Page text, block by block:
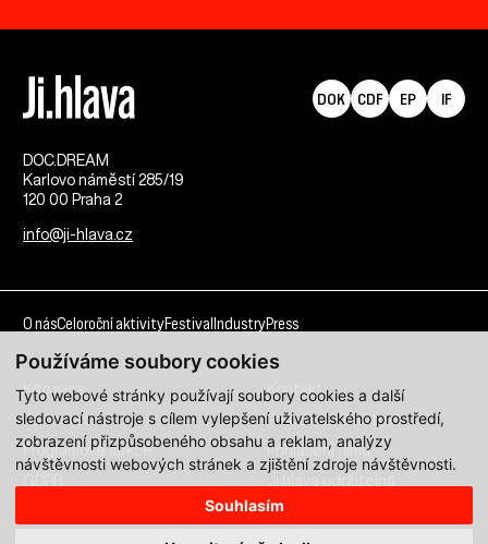
Používáme soubory cookies
Tyto webové stránky používají soubory cookies a další
sledovací nástroje s cílem vylepšení uživatelského prostředí,
zobrazení přizpůsobeného obsahu a reklam, analýzy
návštěvnosti webových stránek a zjištění zdroje návštěvnosti.
Souhlasím
DOC.DREAM​
Karlovo náměstí 285/19
120 00 Praha 2
info@ji-hlava.cz
DOK CDF EP IF
O násCeloroční aktivityFestival IndustryPress
Kdo jsme
Kontakt
Partnerství
Pracovní příležitosti
Programové sekce
Přihlášení filmu